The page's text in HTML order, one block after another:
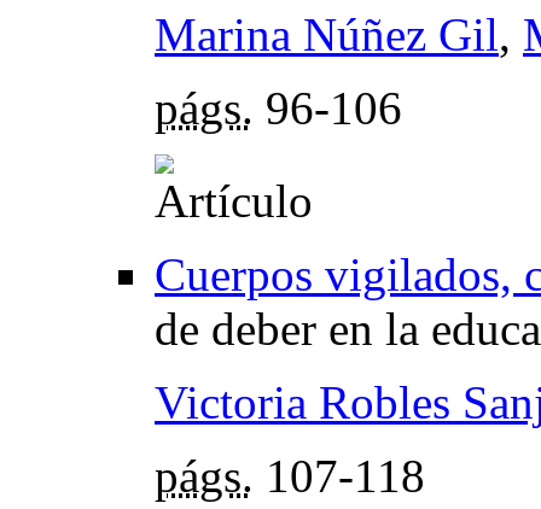
Marina Núñez Gil,
págs. 96-106
Cuerpos vigilados,
de deber en la
Victoria Robles
págs. 107-118